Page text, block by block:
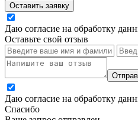
Оставить заявку
Даю согласие на обработку
Оставьте свой отзыв
Даю согласие на обработку
Спасибо